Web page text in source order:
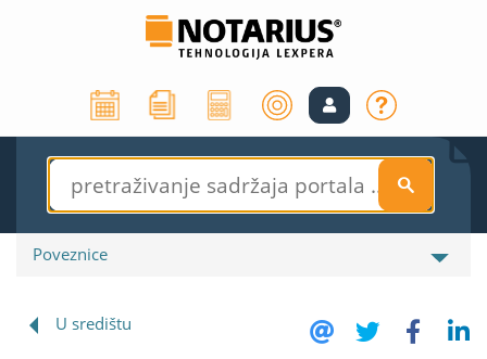
S
Poveznice
U središtu